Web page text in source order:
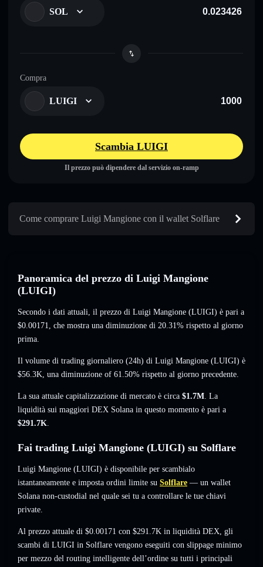
SOL
Compra
LUIGI
Scambia LUIGI
Il prezzo può dipendere dal servizio on-ramp
Come comprare Luigi Mangione con il wallet Solflare
Panoramica del prezzo di Luigi Mangione
(LUIGI)
Secondo i dati attuali, il prezzo di Luigi Mangione (LUIGI) è pari a
$0.00171, che mostra una diminuzione di 20.31% rispetto al giorno
prima.
Il volume di trading giornaliero (24h) di Luigi Mangione (LUIGI) è
$56.3K, una diminuzione of 61.50% rispetto al giorno precedente.
La sua attuale capitalizzazione di mercato è circa $1.7M. La
liquidità sui maggiori DEX Solana in questo momento è pari a
$291.7K.
Fai trading Luigi Mangione (LUIGI) su Solflare
Luigi Mangione (LUIGI) è disponibile per scambialo
istantaneamente e imposta ordini limite su Solflare — un wallet
Solana non-custodial nel quale sei tu a controllare le tue chiavi
private.
Al prezzo attuale di $0.00171 con $291.7K in liquidità DEX, gli
scambi di LUIGI in Solflare vengono eseguiti con slippage minimo
per mezzo del routing intelligente dell’ordine su tutti i principali